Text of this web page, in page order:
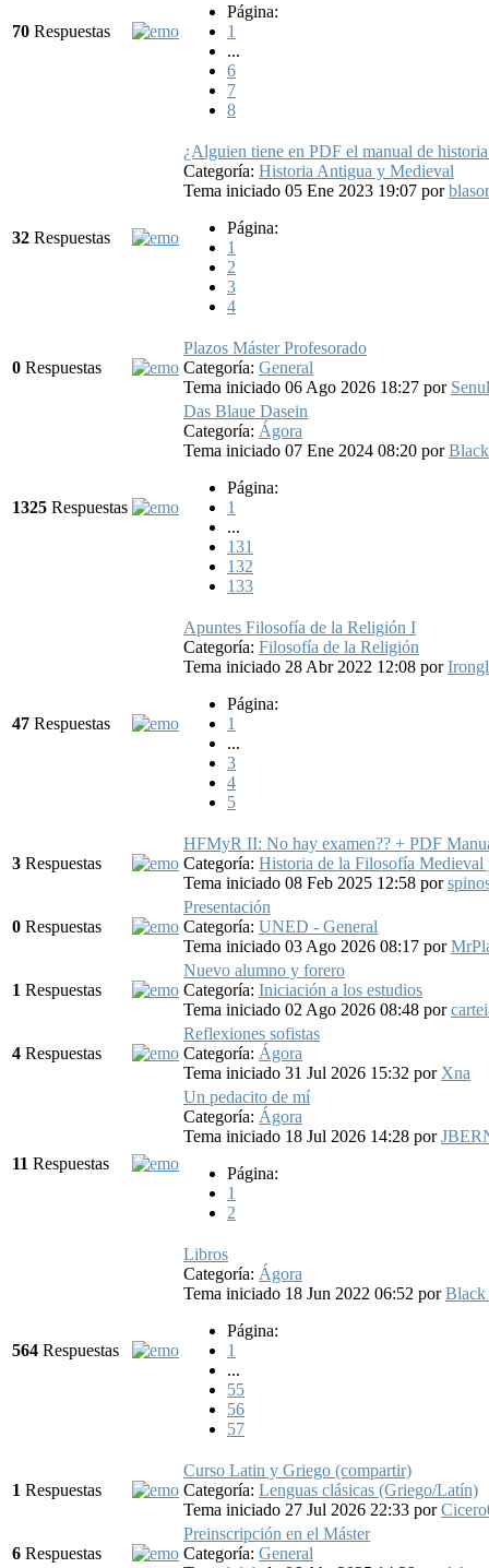
70 Respuestas
Página:
1
...
6
7
8
32 Respuestas
¿Alguien tiene en PDF el manual de
Categoría: Historia Antigua y Medieval
Tema iniciado 05 Ene 2023 19:07 por
Página:
1
2
3
4
0 Respuestas
Plazos Máster Profesorado
Categoría: General
Tema iniciado 06 Ago 2026 18:27 por
1325 Respuestas
Das Blaue Dasein
Categoría: Ágora
Tema iniciado 07 Ene 2024 08:20 por
Página:
1
...
131
132
133
47 Respuestas
Apuntes Filosofía de la Religión I
Categoría: Filosofía de la Religión
Tema iniciado 28 Abr 2022 12:08 por
Página:
1
...
3
4
5
3 Respuestas
HFMyR II: No hay examen?? + PDF
Categoría: Historia de la Filosofía Medieval
Tema iniciado 08 Feb 2025 12:58 por
0 Respuestas
Presentación
Categoría: UNED - General
Tema iniciado 03 Ago 2026 08:17 por
1 Respuestas
Nuevo alumno y forero
Categoría: Iniciación a los estudios
Tema iniciado 02 Ago 2026 08:48 por
4 Respuestas
Reflexiones sofistas
Categoría: Ágora
Tema iniciado 31 Jul 2026 15:32 por Xna
11 Respuestas
Un pedacito de mí
Categoría: Ágora
Tema iniciado 18 Jul 2026 14:28 por
Página:
1
2
564 Respuestas
Libros
Categoría: Ágora
Tema iniciado 18 Jun 2022 06:52 porBlack
Página:
1
...
55
56
57
1 Respuestas
Curso Latin y Griego (compartir)
Categoría: Lenguas clásicas (Griego/Latín)
Tema iniciado 27 Jul 2026 22:33 por
6 Respuestas
Preinscripción en el Máster
Categoría: General